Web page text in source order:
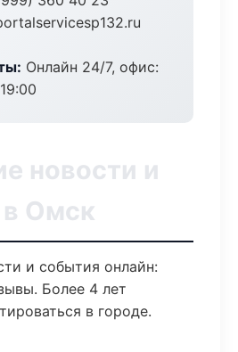
Онлайн 24/7, офис:
новости и
Омск
и события онлайн:
Более 4 лет
в городе.